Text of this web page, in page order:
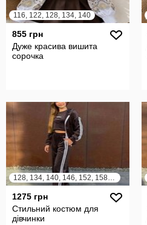
116, 122, 128, 134, 140
855 грн
Дуже красива вишита
сорочка
128, 134, 140, 146, 152, 158, 164
1275 грн
Стильний костюм для
дівчинки